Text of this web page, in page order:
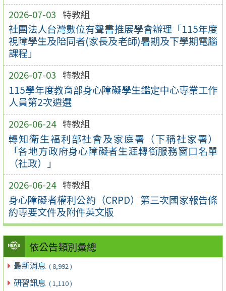
2026-07-03 特教組
社團法人台灣數位有聲書推展學會辦理「115年度
視障學生及陪同者(家長及老師)暑期及下學期電腦
課程」
2026-07-03 特教組
115學年度教育部身心障礙學生鑑定中心專業工作
人員第2次遴選
2026-06-24 特教組
轉知衛生福利部社會及家庭署（下稱社家署）
「各地方政府身心障礙者生涯轉銜服務窗口名單
（社政）」
2026-06-24 特教組
身心障礙者權利公約（CRPD）第三次國家報告條
約專要文件及附件英文版
依公告類別彙總
最新消息 ( 8,992 )
研習訊息 ( 1,110 )